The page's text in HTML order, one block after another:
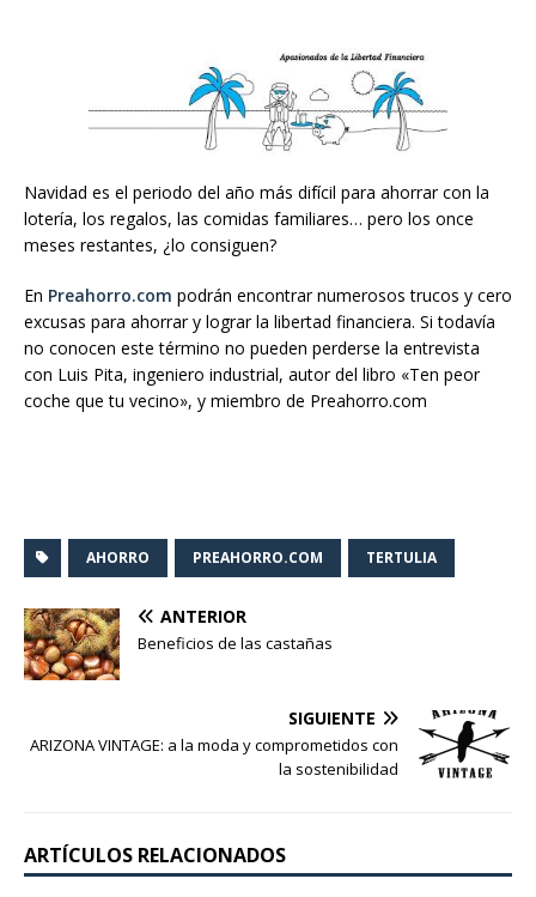
Navidad es el periodo del año más difícil para ahorrar con la
lotería, los regalos, las comidas familiares… pero los once
meses restantes, ¿lo consiguen?
En Preahorro.com podrán encontrar numerosos trucos y cero
excusas para ahorrar y lograr la libertad financiera. Si todavía
no conocen este término no pueden perderse la entrevista
con Luis Pita, ingeniero industrial, autor del libro «Ten peor
coche que tu vecino», y miembro de Preahorro.com
AHORRO PREAHORRO.COM TERTULIA
ANTERIOR
Beneficios de las castañas
SIGUIENTE
ARIZONA VINTAGE: a la moda y comprometidos con
la sostenibilidad
ARTÍCULOS RELACIONADOS